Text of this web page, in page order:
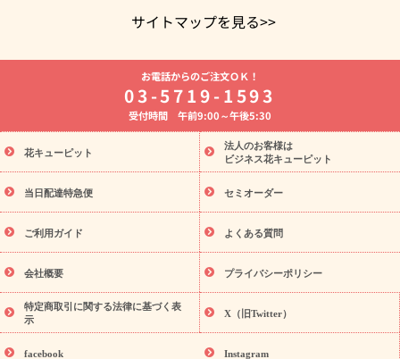
サイトマップを見る>>
よく贈られる花
お祝いの花特集
誕生日フラワーギフト特集
8月の誕生花(トルコキキョウ)
開店・開業祝い
お供え・お悔やみ お供え・お悔やみの花
通夜・葬儀に贈る花 胡蝶蘭・花鉢
ーブドフラワー
季節のイベント
ひまわり ギフト・プレゼント
特集
お盆 花（新盆・初盆） 季節のイベント
お盆 花（新
盆・初盆）
お盆 花（新盆・初盆）
お盆・お供え 花とセットギ
フト
お盆・お供え プリザーブドフラワー
ひまわり ギフト・プ
レゼント特集
夏の花贈り・お中元・暑中見舞い 花のギフト特集
敬老の日におくる花ギフト・プレゼント特集
花ギフト・プレゼント特集
敬老の日 花のおすすめランキング
敬
老の日 花鉢植えのギフト・プレゼント特集
敬老の日 花とセットギ
フト・プレゼント特集
敬老の日の花 全てのギフト一覧
キャン
ペーン
映画『ウォーターガーディアンズ』コラボキャンペーン
「きょう誕生日なんです」キャンペーン
誕生日の花を探す
誕生日フラワーギフト 誕生日フラワーギフト特集
お電話からのご注文ＯＫ！
03-5719-1593
受付時間 午前9:00～午後5:30
花キューピット
法人のお客様は
ビジネス花キューピット
当日配達特急便 セミオーダー
ご利用ガイド よくある質問
会社概要 プライバシーポリシー
特定商取引に関する法律に基づく表
示
X（旧Twitter）
facebook Instagram